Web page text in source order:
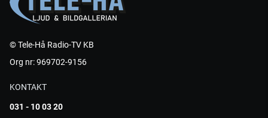
© Tele-Hå Radio-TV KB
Org nr: 969702-9156
KONTAKT
031 - 10 03 20